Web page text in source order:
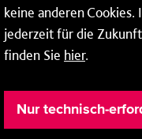
keine anderen
jederzeit für die
finden Sie hier.
Nur technisch-